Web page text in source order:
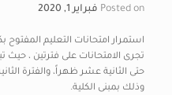
Posted on فبراير 1, 2020
استمرار امتحانات التعليم المفتوح
تجرى الامتحانات على فترتين ، حيث
حتى الثانية عشر ظهراً، والفترة
وذلك بمبنى الكلية.